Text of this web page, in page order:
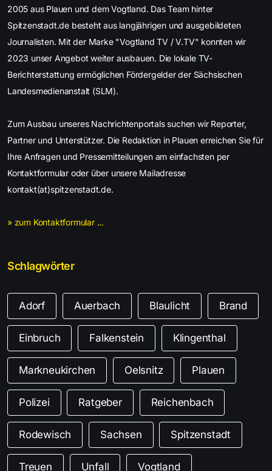
2005 aus Plauen und dem Vogtland. Das Team hinter
Spitzenstadt.de besteht aus langjährigen und ausgebildeten
Journalisten. Mit der Marke "Vogtland TV / V.TV" konnten wir
2023 unser Angebot weiter ausbauen. Die lokale TV-
Berichterstattung ermöglichen Fördergelder der Sächsischen
Landesmedienanstalt (SLM).
Zum Ausbau unseres Nachrichtenportals suchen wir Reporter,
Partner und Unterstützer. Die Redaktion in Plauen erreichen Sie für
Ihre Anfragen und Pressemitteilungen am einfachsten per
Kontaktformular oder über unsere Mailadresse
kontakt(at)spitzenstadt.de.
» zum Kontaktformular ...
Schlagwörter
Adorf Auerbach Blaulicht Brand
Einbruch Falkenstein Klingenthal
Markneukirchen Oelsnitz Plauen
Polizei Ratgeber Reichenbach
Rodewisch Sachsen Spitzenstadt
Treuen Unfall Vogtland